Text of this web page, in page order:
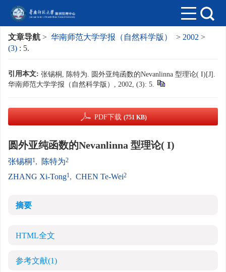
文章导航 > 华南师范大学学报（自然科学版） > 2002 >
(3) : 5.
引用本文: 张锡桐, 陈特为. 圆外亚纯函数的Nevanlinna 型理论( I)[J].
华南师范大学学报（自然科学版）, 2002, (3): 5.
PDF下载 (751 KB)
圆外亚纯函数的Nevanlinna 型理论( I)
张锡桐 1, 陈特为2
ZHANG Xi-Tong1, CHEN Te-Wei2
摘要
HTML全文
参考文献(1)